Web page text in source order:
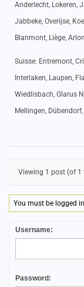
Anderlecht, Lokeren,
Jabbeke, Overijse,
Blanmont, Liège,
Suisse: Entremont,
Interlaken, Laupen,
Wiedlisbach, Glarus
Mellingen,
Viewing 1 post (of 1
You must be logged
Username:
Password: